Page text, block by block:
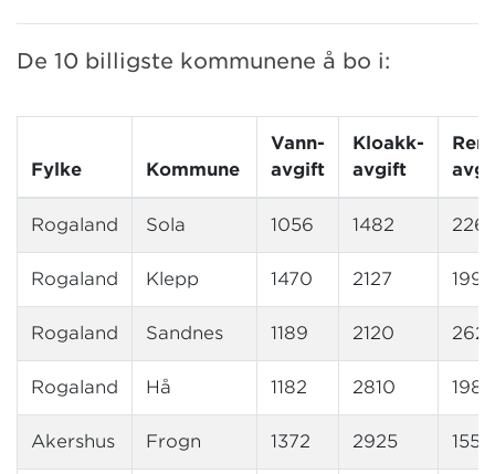
De 10 billigste kommunene å bo i:
Fylke Kommune
Vann-
avgift
Kloakk-
avgift
Rogaland Sola 1056 1482
Rogaland Klepp 1470 2127 1993
Rogaland Sandnes 1189 2120
Rogaland Hå 1182 2810 1980
Akershus Frogn 1372 2925 1552